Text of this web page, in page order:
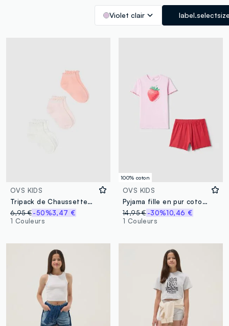
Violet clair
OVS KIDS
Tripack de Chaussettes Courtes Multicolores en Coton Élastique pour Fille
6,95 €-50%3,47 €
1 Couleurs
100% coton
OVS KIDS
Pyjama fille en pur coton multicolore à coupe régulière avec fraise
14,95 € -30%10,46 €
1 Couleurs